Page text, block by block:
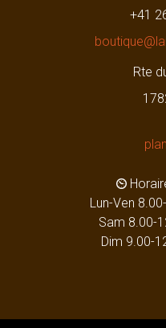
+41
Rte
Lun-Ven
Sam 8.00-
Dim 9.00-